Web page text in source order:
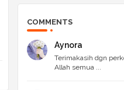
COMMENTS
Aynora
Terimakasih dgn
Allah semua ...